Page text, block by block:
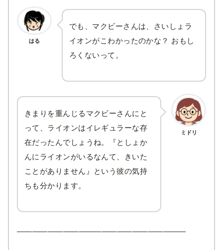
はる
でも、マクビーさんは、さいしょラ
イオンがこわかったのかな？ おもし
ろくないって。
ミドリ
きまりを重んじるマクビーさんにと
って、ライオンはイレギュラーな存
在だったんでしょうね。『としょか
んにライオンがいるなんて、きいた
ことがありません』という彼の気持
ちも分かります。
——————————————————————